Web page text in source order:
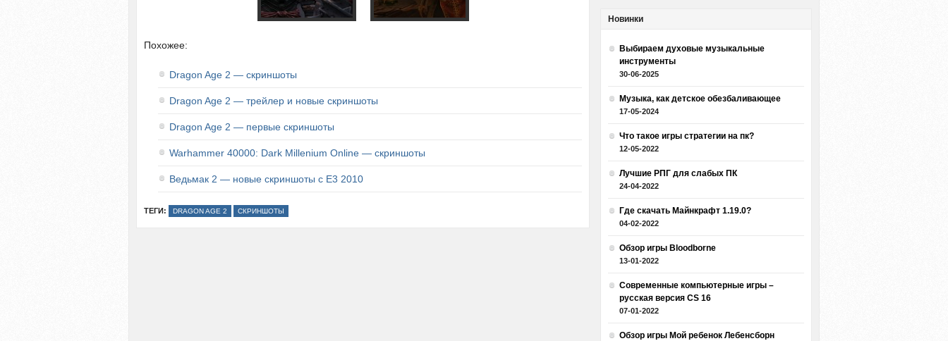
Похожее:
Dragon Age 2 — скриншоты
Dragon Age 2 — трейлер и новые скриншоты
Dragon Age 2 — первые скриншоты
Warhammer 40000: Dark Millenium Online — скриншоты
Ведьмак 2 — новые скриншоты с E3 2010
ТЕГИ: DRAGON AGE 2 СКРИНШОТЫ
Новинки
Выбираем духовые музыкальные
инструменты
30-06-2025
Музыка, как детское обезбаливающее
17-05-2024
Что такое игры стратегии на пк?
12-05-2022
Лучшие РПГ для слабых ПК
24-04-2022
Где скачать Майнкрафт 1.19.0?
04-02-2022
Обзор игры Bloodborne
13-01-2022
Современные компьютерные игры –
русская версия CS 16
07-01-2022
Обзор игры Мой ребенок Лебенсборн